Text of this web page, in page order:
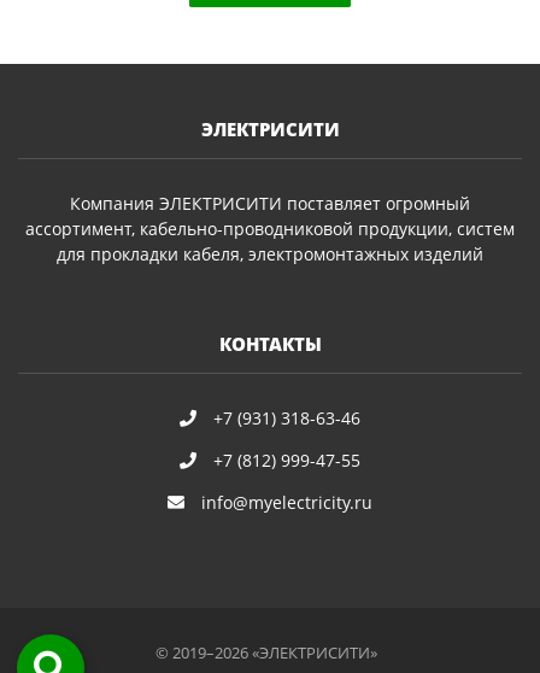
ЭЛЕКТРИСИТИ
Компания ЭЛЕКТРИСИТИ поставляет огромный
ассортимент, кабельно-проводниковой продукции, систем
для прокладки кабеля, электромонтажных изделий
КОНТАКТЫ
+7 (931) 318-63-46
+7 (812) 999-47-55
info@myelectricity.ru
© 2019–2026 «ЭЛЕКТРИСИТИ»